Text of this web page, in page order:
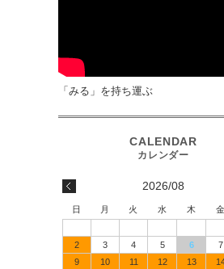
「みる」を持ち運ぶ
2026/08
日 月 火 水 木 金
2
3 4 5 6 7
9
10 11 12 13